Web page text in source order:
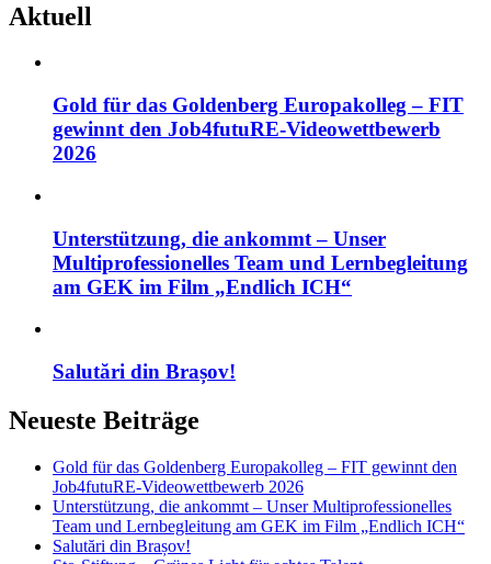
Aktuell
Gold für das Goldenberg Europakolleg – FIT
gewinnt den Job4futuRE-Videowettbewerb
2026
Unterstützung, die ankommt – Unser
Multiprofessionelles Team und Lernbegleitung
am GEK im Film „Endlich ICH“
Salutări din Brașov!
Neueste Beiträge
Gold für das Goldenberg Europakolleg – FIT gewinnt den
Job4futuRE-Videowettbewerb 2026
Unterstützung, die ankommt – Unser Multiprofessionelles
Team und Lernbegleitung am GEK im Film „Endlich ICH“
Salutări din Brașov!